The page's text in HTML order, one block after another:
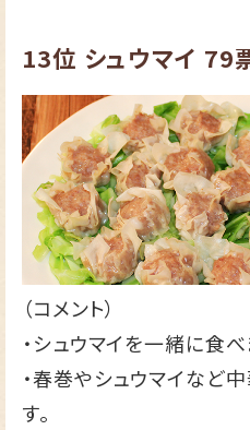
13位 シュウマイ 79
（コメント）
・シュウマイを一緒に食べ
・春巻やシュウマイなど
す。